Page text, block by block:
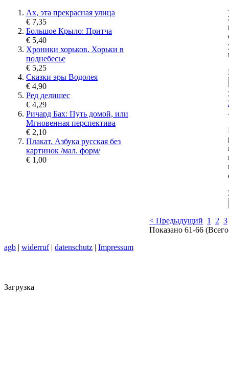
Ах, эта прекрасная улица
€ 7,35
Большое Крыло: Притча
€ 5,40
Хроники хорьков. Хорьки в
поднебесье
€ 5,25
Сказки эры Водолея
€ 4,90
Ред делишес
€ 4,29
Ричард Бах: Путь домой, или
Мгновенная перспектива
€ 2,10
Плакат. Азбука русская без
картинок /мал. форм/
€ 1,00
< Предыдущий 1 2 3
Показано 61-66
agb | widerruf| datenschutz | Impressum
Загрузка